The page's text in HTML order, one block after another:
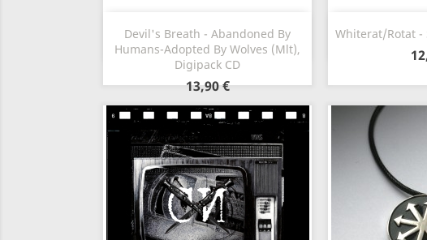
Devil's Breath - Abandoned By
Humans-Adopted By Wolves (Mlt),
Digipack CD
13,90 €
 Vorschau Whiterat/Rotat -
